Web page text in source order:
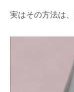
実はその方法は、